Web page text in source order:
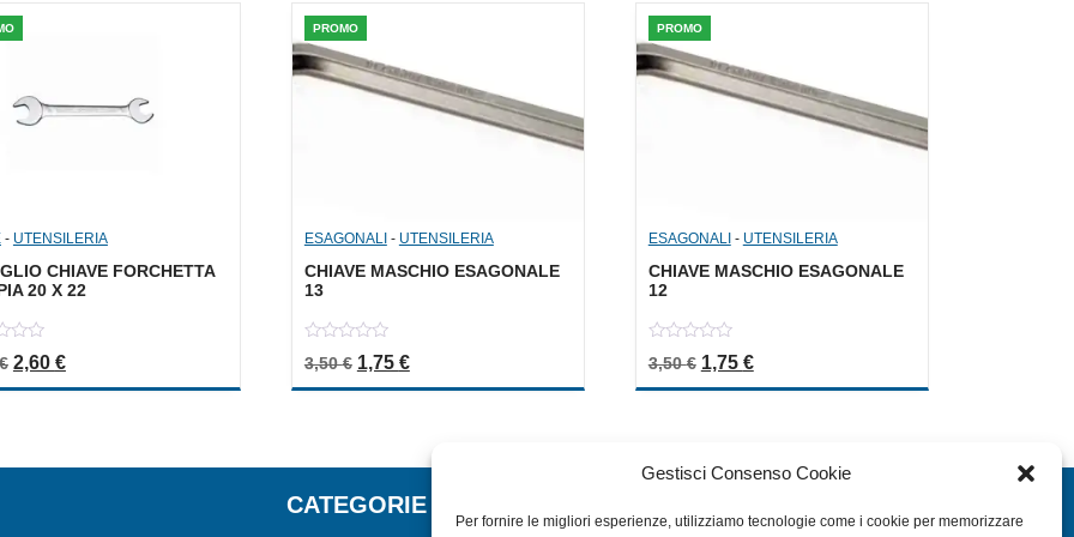
Gestisci Consenso Cookie
Per fornire le migliori esperienze, utilizziamo tecnologie come i cookie per memorizzare
- UTENSILERIA
CHIAVE FORCHETTA
20 X 22
Il prezzo originale era: 5,20 €.
2,60 €Il prezzo attuale è: 2,60 €.
PROMO
ESAGONALI- UTENSILERIA
CHIAVE MASCHIO ESAGONALE
13
out
of
3,50€ Il prezzo originale era: 3,50 €.
1,75 €Il prezzo attuale è: 1,75 €.
PROMO
ESAGONALI- UTENSILERIA
CHIAVE MASCHIO ESAGONALE
12
out
of
3,50€ Il prezzo originale era: 3,50 €.
1,75 €Il prezzo attuale è: 1,75 €.
CATEGORIE